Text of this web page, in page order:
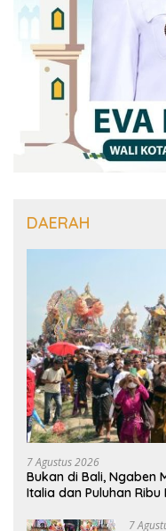
DAERAH
7 Agustus 2026
Bukan di Bali, Ngaben
Italia dan Puluhan Ribu
7